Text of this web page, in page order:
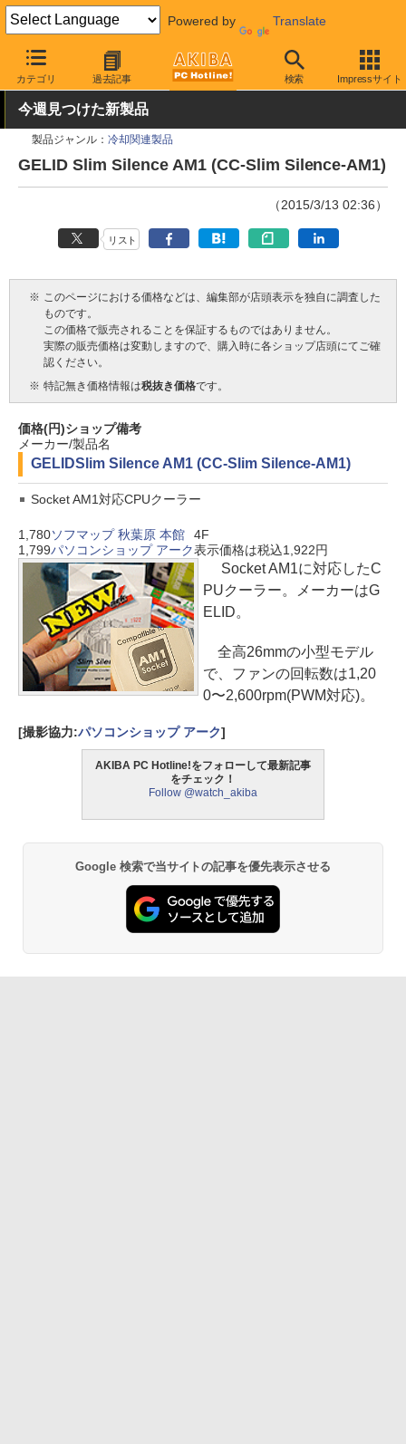
Powered by Translate
カテゴリ 過去記事 検索 Impressサイト
AKIBA PC Hotline! PCパーツ CPUクーラー その他
今週見つけた新製品
製品ジャンル： 冷却関連製品
GELID Slim Silence AM1 (CC-Slim Silence-AM1)
（2015/3/13 02:36）
リスト
※ このページにおける価格などは、編集部が店頭表示を独自に調査した
ものです。
この価格で販売されることを保証するものではありません。
実際の販売価格は変動しますので、購入時に各ショップ店頭にてご確
認ください。
※ 特記無き価格情報は税抜き価格です。
価格(円)ショップ備考
メーカー/製品名
GELIDSlim Silence AM1 (CC-Slim Silence-AM1)
Socket AM1対応CPUクーラー
1,780ソフマップ 秋葉原 本館
4F
1,799パソコンショップ アーク表示価格は税込1,922円
Socket AM1に対応したC
PUクーラー。メーカーはG
ELID。
全高26mmの小型モデル
で、ファンの回転数は1,20
0〜2,600rpm(PWM対応)。
[撮影協力:パソコンショップ アーク]
AKIBA PC Hotline!をフォローして最新記事
をチェック！
Follow @watch_akiba
Google 検索で当サイトの記事を優先表示させる